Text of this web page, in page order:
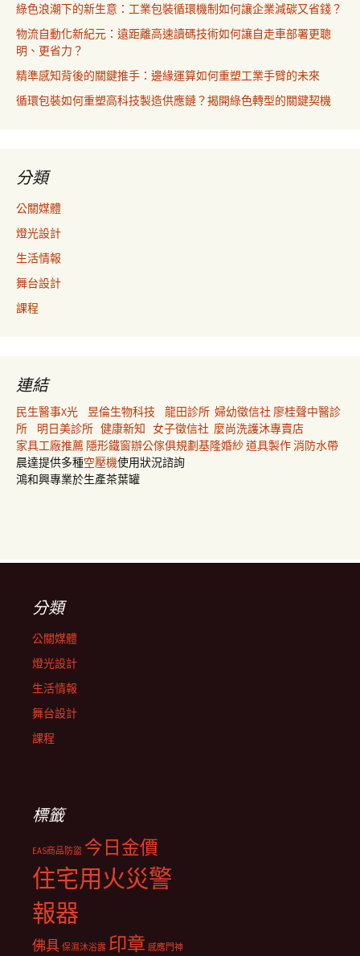
綠色浪潮下的新生意：工業包裝循環機制如何讓企業減碳又省錢？
物流自動化新紀元：遠距離高速讀碼技術如何讓自走車部署更聰
明、更省力？
精準感知背後的關鍵推手：邊緣運算如何重塑工業手臂的未來
循環包裝如何重塑高科技製造供應鏈？揭開綠色轉型的關鍵契機
分類
公關媒體
燈光設計
生活情報
舞台設計
課程
連結
民生醫事X光 昱倫生物科技 龍田診所 婦幼徵信社 廖桂聲中醫診
所
明日美診所 健康新知 女子徵信社 麼尚洗護沐專賣店
家具工廠推薦 隱形鐵窗辦公傢俱規劃基隆婚紗道具製作消防水帶
晨達提供多種空壓機使用狀況諮詢
鴻和興專業於生產茶葉罐
分類
公關媒體
燈光設計
生活情報
舞台設計
課程
標籤
EAS商品防盜 今日金價
住宅用火災警
報器
佛具 保濕沐浴露 印章 感應門神